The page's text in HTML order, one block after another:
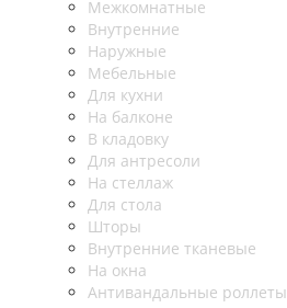
Межкомнатные
Внутренние
Наружные
Мебельные
Для кухни
На балконе
В кладовку
Для антресоли
На стеллаж
Для стола
Шторы
Внутренние тканевые
На окна
Антивандальные роллеты